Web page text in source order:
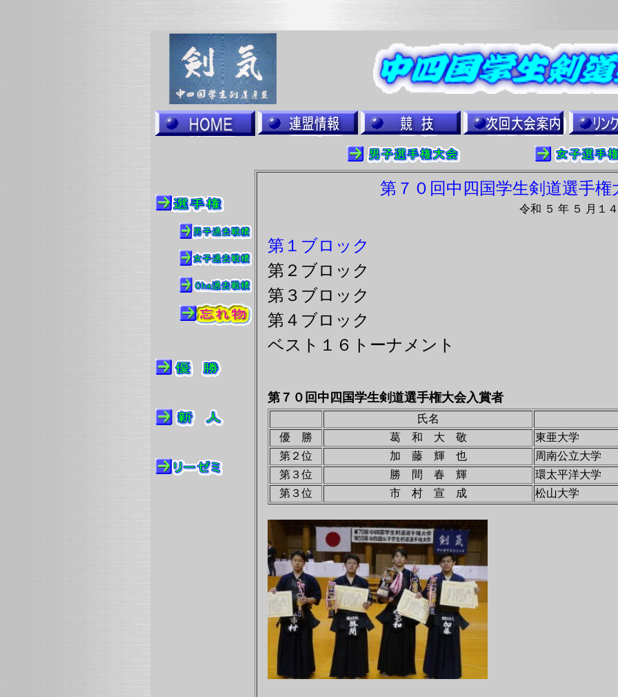
第７０回中四国学生剣道選手権
令和 ５ 年 ５ 月１
第１ブロック
第２ブロック
第３ブロック
第４ブロック
ベスト１６トーナメント
第７０回中四国学生剣道選手権大会入賞者
氏名
優 勝
葛 和 大 敬
東亜大学
第２位
加 藤 輝 也
周南公立大学
第３位
勝 間 春 輝
環太平洋大学
第３位
市 村 宣 成 松山大学